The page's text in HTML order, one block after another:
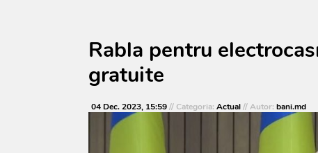
Rabla pentru
gratuite
04 Dec. 2023, 15:59// Categoria: Actual// Autor: bani.md